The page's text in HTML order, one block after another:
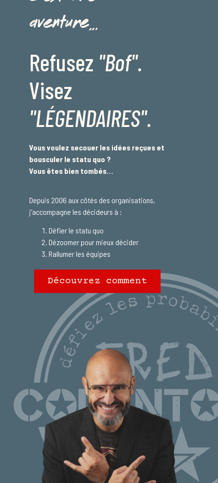
aventure…
Refusez "Bof".
Visez
"LÉGENDAIRES".
Vous voulez secouer les idées reçues et
bousculer le statu quo ?
Vous êtes bien tombés…
Depuis 2006 aux côtés des organisations,
j‘accompagne les décideurs à :
Défier le statu quo
Dézoomer pour mieux décider
Rallumer les équipes
Découvrez comment